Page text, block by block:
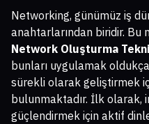
Networking, günümüz iş
anahtarlarından biridir. Bu
Network Oluşturma
bunları uygulamak
sürekli olarak geliştirmek
bulunmaktadır. İlk olarak,
güçlendirmek için aktif